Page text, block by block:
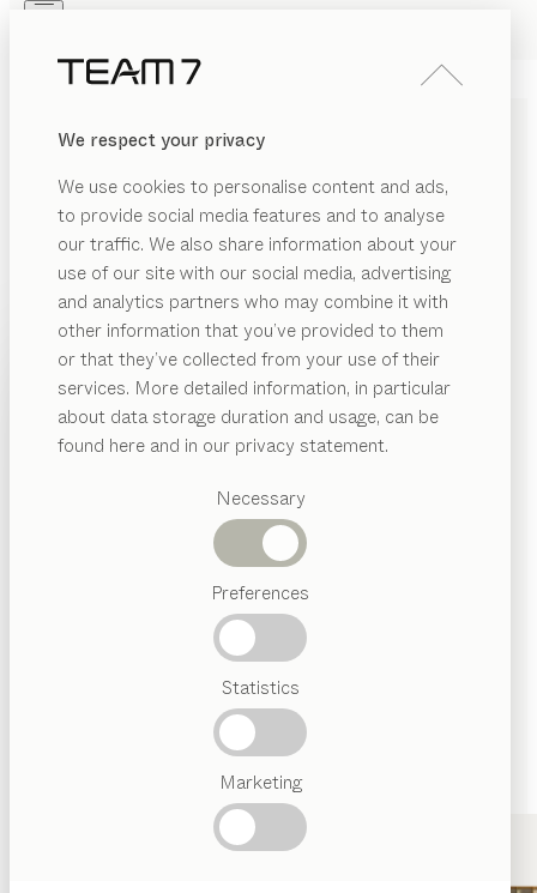
We respect your privacy
We use cookies to personalise content and ads,
to provide social media features and to analyse
our traffic. We also share information about your
use of our site with our social media, advertising
and analytics partners who may combine it with
other information that you’ve provided to them
or that they’ve collected from your use of their
services. More detailed information, in particular
about data storage duration and usage, can be
found here and in our privacy statement.
Necessary
Preferences
Statistics
Marketing
PRODUITS
INSPIRATION
REVENDEUR
Catégories
suggérées
Artisanat
Autrichien
PRODUITS
INSPIRATION
QUI SOMMES-NOUS
REVENDEUR
PANNEAU MURALhaiku
Sebastian Desch
haiku est empreint d’un design minimaliste. Selon sa
conception, le cadre en bois massif peut prendre
différentes fonctions : miroir, panneau en bois naturel
ou les deux combinés.
TROUVER UN REVENDEUR
ESSENCES DE BOIS
Sauf stipulation contraire, toutes les surfaces en bois
sont traitées à l’huile naturelle.